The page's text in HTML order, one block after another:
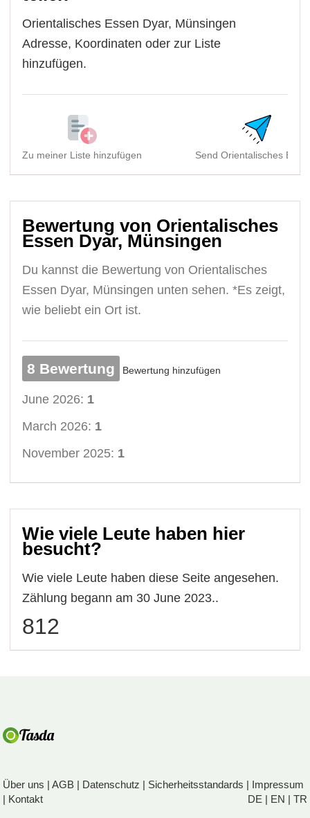
Orientalisches Essen Dyar, Münsingen
Adresse, Koordinaten oder zur Liste
hinzufügen.
Zu meiner Liste hinzufügen Send Orientalisches
Bewertung von Orientalisches
Essen Dyar, Münsingen
Du kannst die Bewertung von Orientalisches
Essen Dyar, Münsingen unten sehen. *Es zeigt,
wie beliebt ein Ort ist.
8 Bewertung Bewertung hinzufügen
June 2026: 1
March 2026: 1
November 2025: 1
Wie viele Leute haben hier
besucht?
Wie viele Leute haben diese Seite angesehen.
Zählung begann am 30 June 2023..
812
Über uns |AGB | Datenschutz | Sicherheitsstandards | Impressum
| Kontakt DE | EN | TR